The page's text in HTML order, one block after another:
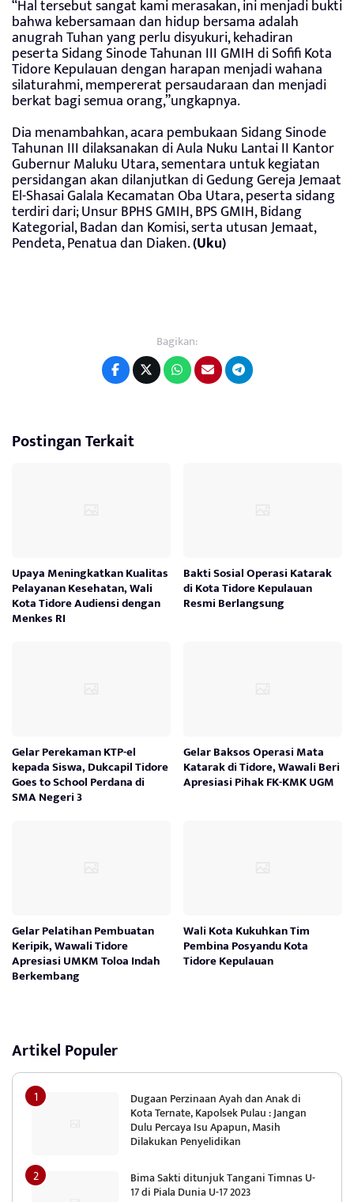
“Hal tersebut sangat kami merasakan, ini menjadi bukti
bahwa kebersamaan dan hidup bersama adalah
anugrah Tuhan yang perlu disyukuri, kehadiran
peserta Sidang Sinode Tahunan III GMIH di Sofifi Kota
Tidore Kepulauan dengan harapan menjadi wahana
silaturahmi, mempererat persaudaraan dan menjadi
berkat bagi semua orang,”ungkapnya.
Dia menambahkan, acara pembukaan Sidang Sinode
Tahunan III dilaksanakan di Aula Nuku Lantai II Kantor
Gubernur Maluku Utara, sementara untuk kegiatan
persidangan akan dilanjutkan di Gedung Gereja Jemaat
El-Shasai Galala Kecamatan Oba Utara, peserta sidang
terdiri dari; Unsur BPHS GMIH, BPS GMIH, Bidang
Kategorial, Badan dan Komisi, serta utusan Jemaat,
Pendeta, Penatua dan Diaken.(Uku)
Bagikan:
Postingan Terkait
Upaya Meningkatkan Kualitas
Pelayanan Kesehatan, Wali
Kota Tidore Audiensi dengan
Menkes RI
Bakti Sosial Operasi Katarak
di Kota Tidore Kepulauan
Resmi Berlangsung
Gelar Perekaman KTP-el
kepada Siswa, Dukcapil Tidore
Goes to School Perdana di
SMA Negeri 3
Gelar Baksos Operasi Mata
Katarak di Tidore, Wawali Beri
Apresiasi Pihak FK-KMK UGM
Gelar Pelatihan Pembuatan
Keripik, Wawali Tidore
Apresiasi UMKM Toloa Indah
Berkembang
Wali Kota Kukuhkan Tim
Pembina Posyandu Kota
Tidore Kepulauan
Artikel Populer
Dugaan Perzinaan Ayah dan Anak di
Kota Ternate, Kapolsek Pulau : Jangan
Dulu Percaya Isu Apapun, Masih
Dilakukan Penyelidikan
Bima Sakti ditunjuk Tangani Timnas U-
17 di Piala Dunia U-17 2023